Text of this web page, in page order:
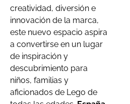
creatividad, diversión e
innovación de la marca,
este nuevo espacio aspira
a convertirse en un lugar
de inspiración y
descubrimiento para
niños, familias y
aficionados de Lego de